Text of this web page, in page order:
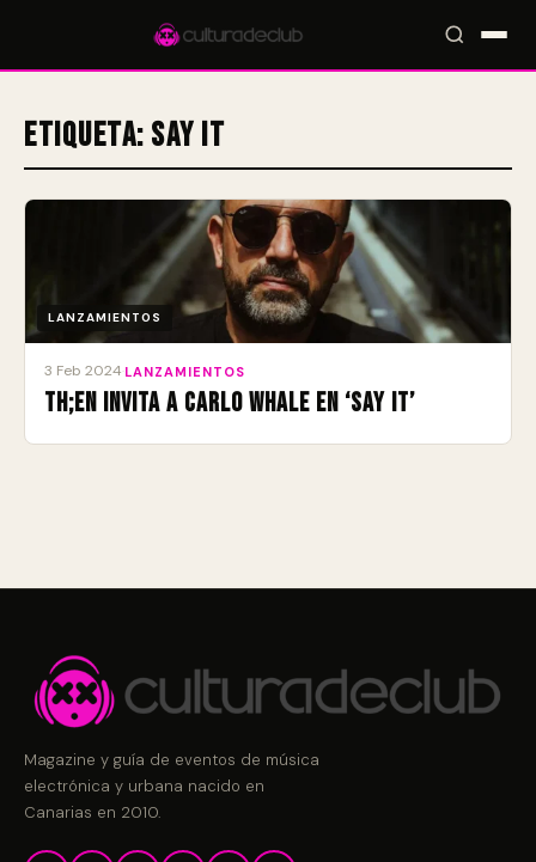
Accesos rápidos: 🎪 Eventos🎤 Artistas📍 Locales📰 Magazine
Etiqueta: Say It
LANZAMIENTOS
3 Feb 2024 LANZAMIENTOS
TH;EN invita a Carlo Whale en ‘Say It’
Magazine y guía de eventos de música
electrónica y urbana nacido en
Canarias en 2010.